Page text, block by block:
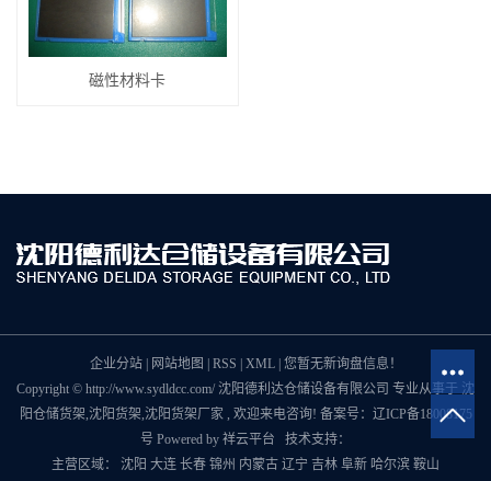
磁性材料卡
企业分站| 网站地图 RSS XML| 您暂无新询盘信息！
Copyright © http://www.sydldcc.com/ 沈阳德利达仓储设备有限公司 专业从事于 沈
阳仓储货架,沈阳货架,沈阳货架厂家, 欢迎来电咨询! 备案号： 辽ICP备18008175
号 Powered by 祥云平台 技术支持：
主营区域： 沈阳 大连 长春 锦州 内蒙古 辽宁 吉林 阜新 哈尔滨 鞍山